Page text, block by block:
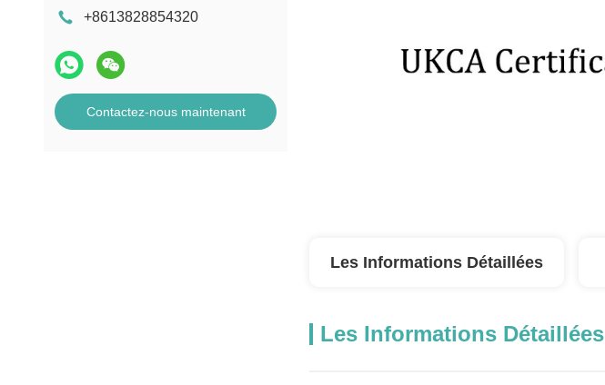
+8613828854320
Contactez-nous maintenant
Les Informations Détaillées
Les Informations Détaillées